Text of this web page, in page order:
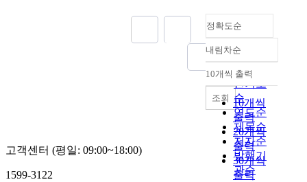
정확도순
정확도
순
인기도
순
연도순
제목순
저자순
발행기
관순
내림차순
내림차순
10개씩 출력
10개씩
출력
20개씩
출력
30개씩
출력
조회
고객센터 (평일: 09:00~18:00)
1599-3122